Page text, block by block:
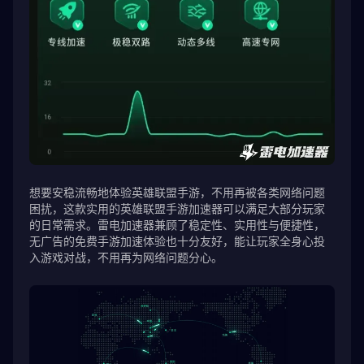
想要安稳流畅地体验英雄联盟手游，不用再被各类网络问题
困扰，这款实用的英雄联盟手游加速器可以满足大部分玩家
的日常需求。雷电加速器兼顾了稳定性、实用性与便捷性，
无广告的免费手游加速体验也十分友好，能让玩家全身心投
入游戏对战，不用再为网络问题分心。